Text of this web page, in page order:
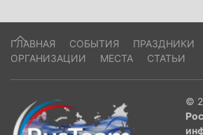
ГЛАВНАЯ СОБЫТИЯ ПРАЗДНИКИ
ОРГАНИЗАЦИИ
МЕСТА СТАТЬИ
©